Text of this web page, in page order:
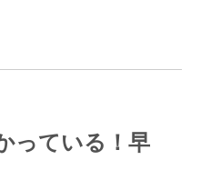
っている！早